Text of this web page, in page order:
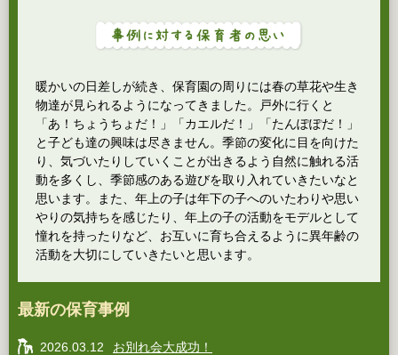
暖かいの日差しが続き、保育園の周りには春の草花や生き
物達が見られるようになってきました。戸外に行くと
「あ！ちょうちょだ！」「カエルだ！」「たんぽぽだ！」
と子ども達の興味は尽きません。季節の変化に目を向けた
り、気づいたりしていくことが出きるよう自然に触れる活
動を多くし、季節感のある遊びを取り入れていきたいなと
思います。また、年上の子は年下の子へのいたわりや思い
やりの気持ちを感じたり、年上の子の活動をモデルとして
憧れを持ったりなど、お互いに育ち合えるように異年齢の
活動を大切にしていきたいと思います。
最新の保育事例
2026.03.12 お別れ会大成功！